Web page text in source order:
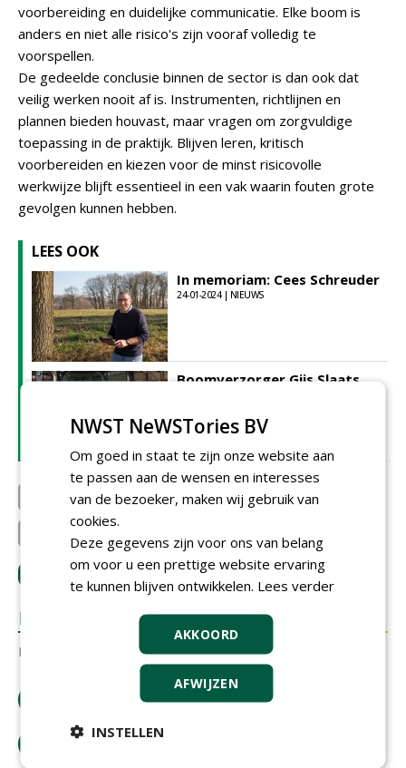
voorbereiding en duidelijke communicatie. Elke boom is
anders en niet alle risico's zijn vooraf volledig te
voorspellen.
De gedeelde conclusie binnen de sector is dan ook dat
veilig werken nooit af is. Instrumenten, richtlijnen en
plannen bieden houvast, maar vragen om zorgvuldige
toepassing in de praktijk. Blijven leren, kritisch
voorbereiden en kiezen voor de minst risicovolle
werkwijze blijft essentieel in een vak waarin fouten grote
gevolgen kunnen hebben.
LEES OOK
In memoriam: Cees Schreuder
24-01-2024 | NIEUWS
Boomverzorger Gijs Slaats
26-09-2025 | NIEUWS
Koninklijke VHG
LOGIN met je e-mailadres om te reageren.
REACTIES
Er zijn nog geen reacties.
download artikel
bestel tijdschrift
NWST NeWSTories BV
Om goed in staat te zijn onze website aan
te passen aan de wensen en interesses
van de bezoeker, maken wij gebruik van
cookies.
Deze gegevens zijn voor ons van belang
om voor u een prettige website ervaring
te kunnen blijven ontwikkelen. Lees verder
AKKOORD
AFWIJZEN
INSTELLEN